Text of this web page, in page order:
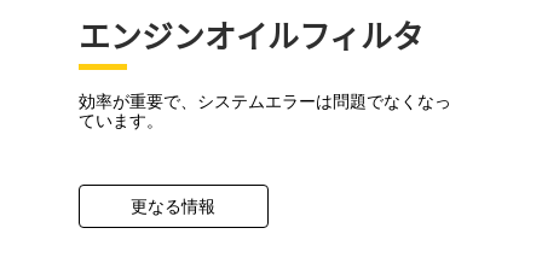
エンジンオイルフィルタ
効率が重要で、システムエラーは問題でなくなっ
ています。
更なる情報